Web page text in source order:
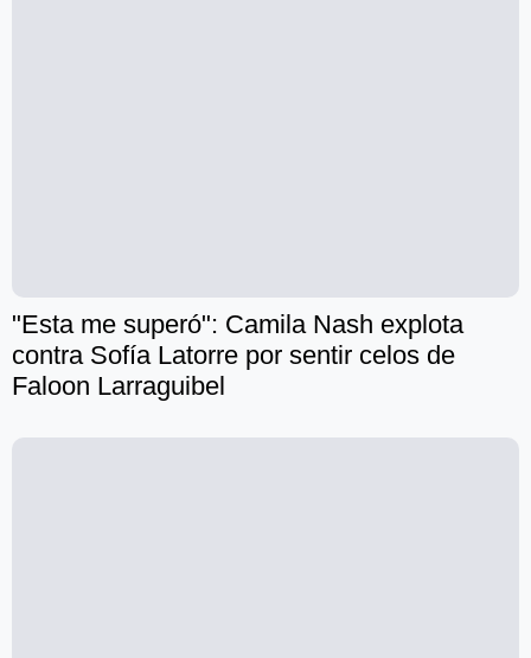
"Esta me superó": Camila Nash explota
contra Sofía Latorre por sentir celos de
Faloon Larraguibel